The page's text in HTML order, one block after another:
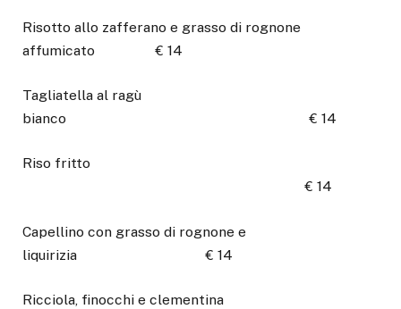
Risotto allo zafferano e grasso di rognone
affumicato € 14
Tagliatella al ragù
bianco € 14
Riso fritto
€ 14
Capellino con grasso di rognone e
liquirizia € 14
Ricciola, finocchi e clementina